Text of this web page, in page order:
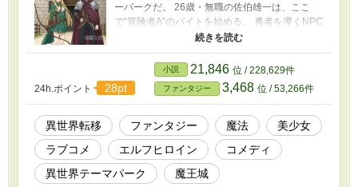
ーパークだ。 26歳・無職の佐伯雄一は、ここ
で“冒険者A”のバイトを始める。 勇者を導くNPC
役として、剣を振るい、魔物に襲われ、時には
イベントを盛り上げる毎日。 同僚には、美人な
ギルド受付のサーミャ、エルフの弓使いフラー
ラ、ポンコツ騎士メリーナなど、魅力的な“登場
人物”が勢ぞろい。 ――しかしある日、「魔王が
逃げた」という衝撃の知らせが入る。 「体格が
似てるから」という理由で、雄一は急遽、魔王
役の代役を任されることに。 だが、演技を終え
た後、案内された扉の先にあったのは……本物
の異世界だった！ 経営者は魔族、同僚はガチの
魔物。 魔王城で始まる、まさかの「異世界勤
24h.ポイント 28pt
小説 21,846 位 / 228,629件
ファンタジー 3,468 位 / 53,266件
異世界転移 ファンタジー 魔法
美少女
ラブコメ
エルフヒロイン
コメディ
異世界テーマパーク
魔王城